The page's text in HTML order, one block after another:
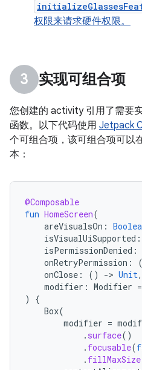
权限来请求硬件权限。
实现可组合项
您创建的 activity 引用了需要
函数。以下代码使用 Jetpack
个可组合项，该可组合项可以
本：
@Composable
fun HomeScreen(
areVisualsOn :
isVisualUiSupported :
isPermissionDenied :
onRetryPermission :
onClose : () -> Unit,
modifier : Modifier =
)
{
Box(
modifier =
. surface()
. focusable(
. fillMaxSize